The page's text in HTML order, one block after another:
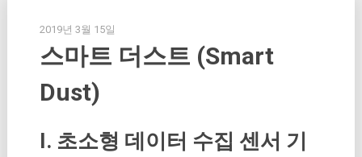
2019년 3월 15일
스마트 더스트 (Smart
Dust)
I. 초소형 데이터 수집 센서 기